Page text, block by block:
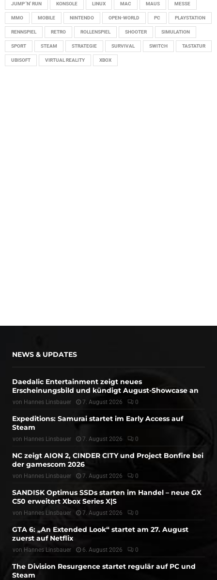
JUMP 'N' RUN KONSOLE LINUX MAC MAUS MESSE
MMO MOBILE NINTENDO OPEN-WORLD PC PLAYSTATION
RENNSPIEL RETRO ROLLENSPIEL SHOOTER SIMULATION
SPORT STEAM STRATEGIE SURVIVAL SWITCH TASTATUR
UBISOFT VIRTUAL REALITY XBOX
NEWS & UPDATES
Daedalic Entertainment zeigt neues
Erscheinungsbild und kündigt August-Showcase an
von Hannes Linsbauer 7. August 2026 0
Expeditions: Samurai startet im Early Access auf
Steam
von Hannes Linsbauer 7. August 2026 0
NC zeigt AION 2, CINDER CITY und Project Bonfire bei
der gamescom 2026
von Hannes Linsbauer 7. August 2026 0
SANDISK Optimus SSDs starten im Handel – neue GX
C50 erweitert Xbox Series X|S
von Hannes Linsbauer 7. August 2026 0
GTA 6: „An Extended Look“ startet am 27. August
zuerst auf Netflix
von Hannes Linsbauer 6. August 2026 0
The Division Resurgence startet regulär auf PC und
Steam